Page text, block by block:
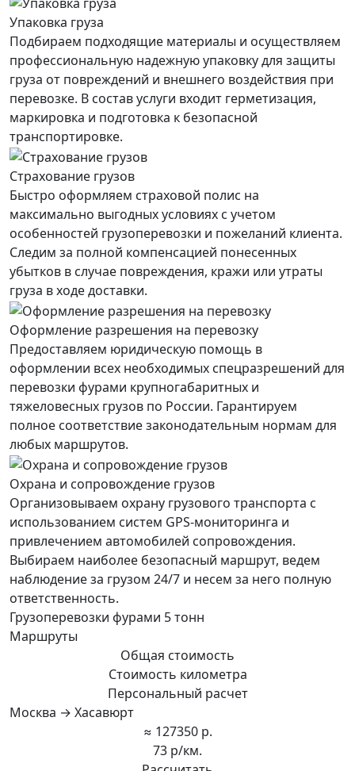
Упаковка груза
Подбираем подходящие материалы и осуществляем
профессиональную надежную упаковку для защиты
груза от повреждений и внешнего воздействия при
перевозке. В состав услуги входит герметизация,
маркировка и подготовка к безопасной
транспортировке.
Страхование грузов
Быстро оформляем страховой полис на
максимально выгодных условиях с учетом
особенностей грузоперевозки и пожеланий клиента.
Следим за полной компенсацией понесенных
убытков в случае повреждения, кражи или утраты
груза в ходе доставки.
Оформление разрешения на перевозку
Предоставляем юридическую помощь в
оформлении всех необходимых спецразрешений для
перевозки фурами крупногабаритных и
тяжеловесных грузов по России. Гарантируем
полное соответствие законодательным нормам для
любых маршрутов.
Охрана и сопровождение грузов
Организовываем охрану грузового транспорта с
использованием систем GPS-мониторинга и
привлечением автомобилей сопровождения.
Выбираем наиболее безопасный маршрут, ведем
наблюдение за грузом 24/7 и несем за него полную
ответственность.
Грузоперевозки фурами 5 тонн
Маршруты
Общая стоимость
Стоимость километра
Персональный расчет
Москва → Хасавюрт
≈ 127350 р.
73 р/км.